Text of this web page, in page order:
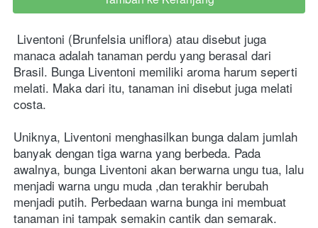
Liventoni (Brunfelsia uniflora) atau disebut juga
manaca adalah tanaman perdu yang berasal dari
Brasil. Bunga Liventoni memiliki aroma harum seperti
melati. Maka dari itu, tanaman ini disebut juga melati
costa.
Uniknya, Liventoni menghasilkan bunga dalam jumlah
banyak dengan tiga warna yang berbeda. Pada
awalnya, bunga Liventoni akan berwarna ungu tua, lalu
menjadi warna ungu muda ,dan terakhir berubah
menjadi putih. Perbedaan warna bunga ini membuat
tanaman ini tampak semakin cantik dan semarak.